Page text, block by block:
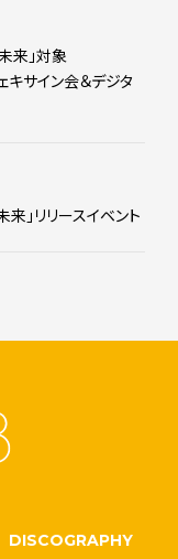
来」対象
サイン会＆デジタ
」リリースイベント
DISCOGRAPHY